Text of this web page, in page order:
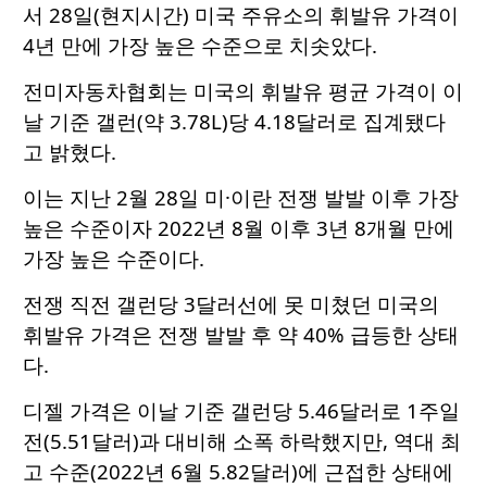
서 28일(현지시간) 미국 주유소의 휘발유 가격이
4년 만에 가장 높은 수준으로 치솟았다.
전미자동차협회는 미국의 휘발유 평균 가격이 이
날 기준 갤런(약 3.78L)당 4.18달러로 집계됐다
고 밝혔다.
이는 지난 2월 28일 미·이란 전쟁 발발 이후 가장
높은 수준이자 2022년 8월 이후 3년 8개월 만에
가장 높은 수준이다.
전쟁 직전 갤런당 3달러선에 못 미쳤던 미국의
휘발유 가격은 전쟁 발발 후 약 40% 급등한 상태
다.
디젤 가격은 이날 기준 갤런당 5.46달러로 1주일
전(5.51달러)과 대비해 소폭 하락했지만, 역대 최
고 수준(2022년 6월 5.82달러)에 근접한 상태에